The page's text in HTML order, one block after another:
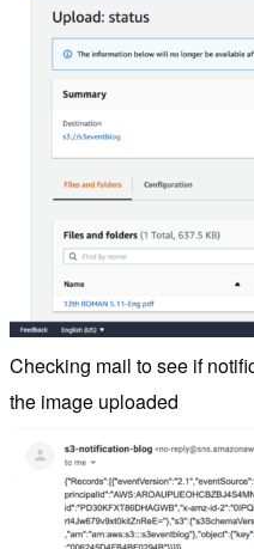
Checking mail to see if
the image uploaded